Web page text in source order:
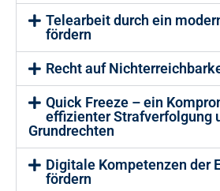
Telearbeit durch ein
fördern
Recht auf
Quick Freeze – ein
effizienter Strafverfolgung
Grundrechten
Digitale Kompetenzen der
fördern